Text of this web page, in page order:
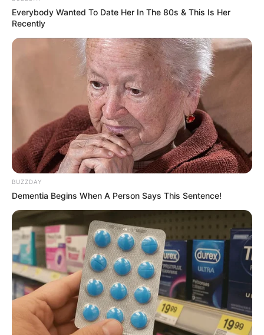
Zu Weltruhm kam das Neandertal, weil
Tal die Skelettreste eines fossilen
Menschen fand. In dem 1996 erbauten Museum wird der
heutige Forschungsstand zur Urgeschichte der
Menschheit dargestellt, auch anhand lebensechter
Rekonstruktionen von Urmenschen.
Schloss Benrath
Zusammen mit ihrem riesigen, 61 ha
großen Schlosspark gehört die
den schönsten und am besten erhaltenen
Schloss Pfaffendorf
Zwischen Bergheim und Bedburg kann ein
reizvolles Wasserschloss besucht werden.
Zusammen mit dem Biergarten im
Schlosshof gehört es zu den beliebtesten Ausflugszielen
in der Kölner Bucht. Zu Schloss gehört auch ein
Schlosspark mit botanischen Raritäten und ein Energie-
Everybody Wanted To Date Her In The 80s & This Is Her
Recently
BUZZDAY
Dementia Begins When A Person Says This Sentence!